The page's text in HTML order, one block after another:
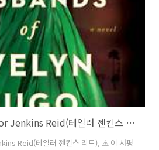
전문의의 말에 따르면 한국 남성의 대부
인 걸 모르고 있을 뿐이라고 하던데, 아
[책 감상/책 추천] Taylor Jenkins Reid(테일러 젠킨스 리드), <The Seven Husbands of Evelyn Hugo(에블린 휴고의 일곱 명의 남편들)>
Reid(테일러 젠킨스 리드), ⚠️ 이 서평